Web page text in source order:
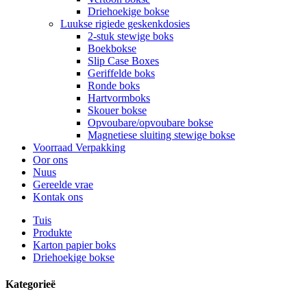
Driehoekige bokse
Luukse rigiede geskenkdosies
2-stuk stewige boks
Boekbokse
Slip Case Boxes
Geriffelde boks
Ronde boks
Hartvormboks
Skouer bokse
Opvoubare/opvoubare bokse
Magnetiese sluiting stewige bokse
Voorraad Verpakking
Oor ons
Nuus
Gereelde vrae
Kontak ons
Tuis
Produkte
Karton papier boks
Driehoekige bokse
Kategorieë